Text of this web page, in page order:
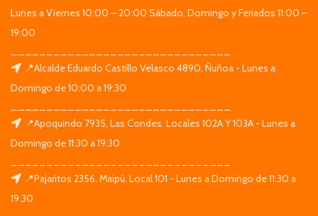
Lunes a Viernes 10:00 – 20:00 Sábado, Domingo y Feriados 11:00 –
19:00
📍Alcalde Eduardo Castillo Velasco 4890, Ñuñoa - Lunes a
Domingo de 10:00 a 19:30
📍Apoquindo 7935, Las Condes. Locales 102A Y 103A - Lunes a
Domingo de 11:30 a 19:30
📍Pajaritos 2356, Maipú. Local 101 - Lunes a Domingo de 11:30 a
19:30